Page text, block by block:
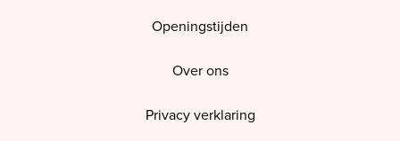
Openingstijden
Over ons
Privacy verklaring